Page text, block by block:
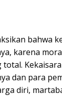
bahwa
karena
dan para
diri,